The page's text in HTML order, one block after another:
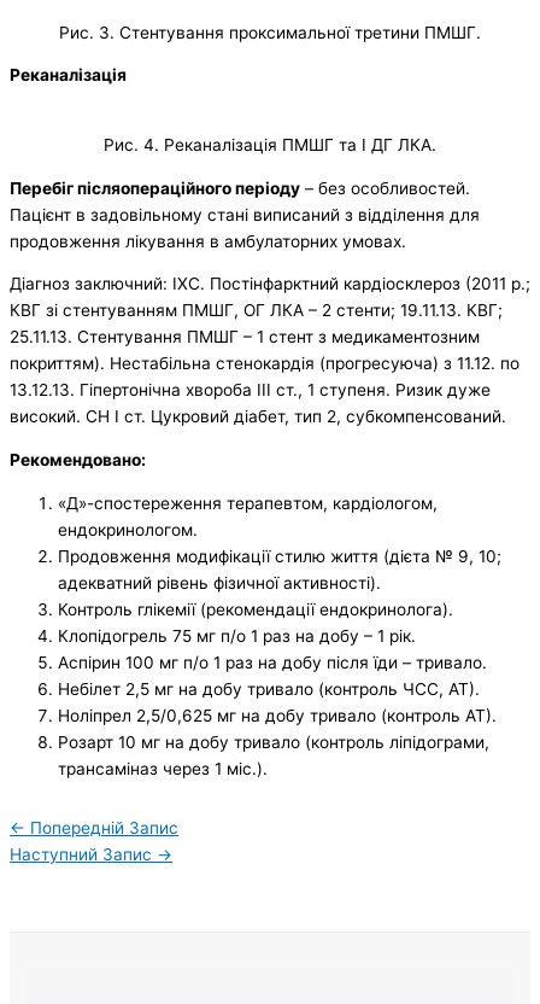
Рис. 3. Стентування проксимальної третини ПМШГ.
Реканалізація
Рис. 4. Реканалізація ПМШГ та І ДГ ЛКА.
Перебіг післяопераційного періоду – без особливостей.
Пацієнт в задовільному стані виписаний з відділення для
продовження лікування в амбулаторних умовах.
Діагноз заключний: ІХС. Постінфарктний кардіосклероз (2011 р.;
КВГ зі стентуванням ПМШГ, ОГ ЛКА – 2 стенти; 19.11.13. КВГ;
25.11.13. Стентування ПМШГ – 1 стент з медикаментозним
покриттям). Нестабільна стенокардія (прогресуюча) з 11.12. по
13.12.13. Гіпертонічна хвороба ІІІ ст., 1 ступеня. Ризик дуже
високий. СН І ст. Цукровий діабет, тип 2, субкомпенсований.
Рекомендовано:
«Д»-спостереження терапевтом, кардіологом,
ендокринологом.
Продовження модифікації стилю життя (дієта № 9, 10;
адекватний рівень фізичної активності).
Контроль глікемії (рекомендації ендокринолога).
Клопідогрель 75 мг п/о 1 раз на добу – 1 рік.
Аспірин 100 мг п/о 1 раз на добу після їди – тривало.
Небілет 2,5 мг на добу тривало (контроль ЧСС, АТ).
Ноліпрел 2,5/0,625 мг на добу тривало (контроль АТ).
Розарт 10 мг на добу тривало (контроль ліпідограми,
трансаміназ через 1 міс.).
← Попередній Запис
Наступний Запис →